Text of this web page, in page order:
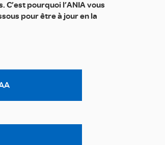
pourquoi l’ANIA vous
pour être à jour en la